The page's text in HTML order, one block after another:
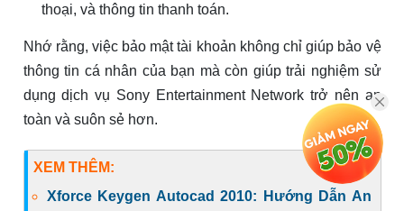
thoại, và thông tin thanh toán.
Nhớ rằng, việc bảo mật tài khoản không chỉ giúp bảo vệ
thông tin cá nhân của bạn mà còn giúp trải nghiệm sử
dụng dịch vụ Sony Entertainment Network trở nên an
toàn và suôn sẻ hơn.
XEM THÊM:
Xforce Keygen Autocad 2010: Hướng Dẫn An